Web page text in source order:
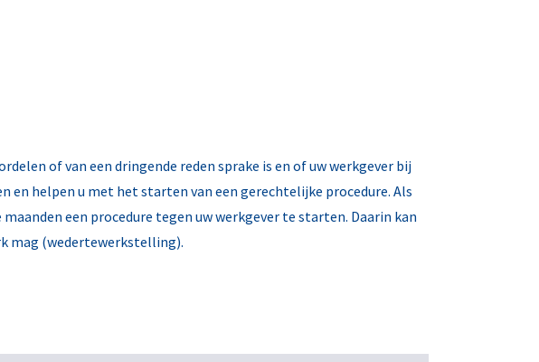
of van een dringende reden sprake is en of uw werkgever bij
en helpen u met het starten van een gerechtelijke procedure. Als
een procedure tegen uw werkgever te starten. Daarin kan
mag (wedertewerkstelling).